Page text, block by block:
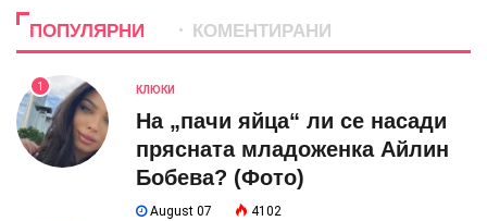
ПОПУЛЯРНИ КОМЕНТИРАНИ
1 КЛЮКИ
На „пачи яйца“ ли се насади
прясната младоженка Айлин
Бобева? (Фото)
August 07 4102